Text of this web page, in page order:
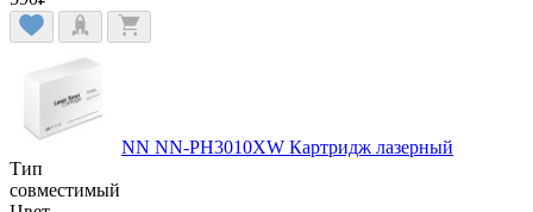
NN NN-PH3010XW Картридж лазерный
Тип
совместимый